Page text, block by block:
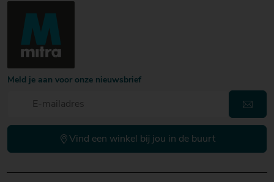
Meld je aan voor onze nieuwsbrief
Vind een winkel bij jou in de buurt